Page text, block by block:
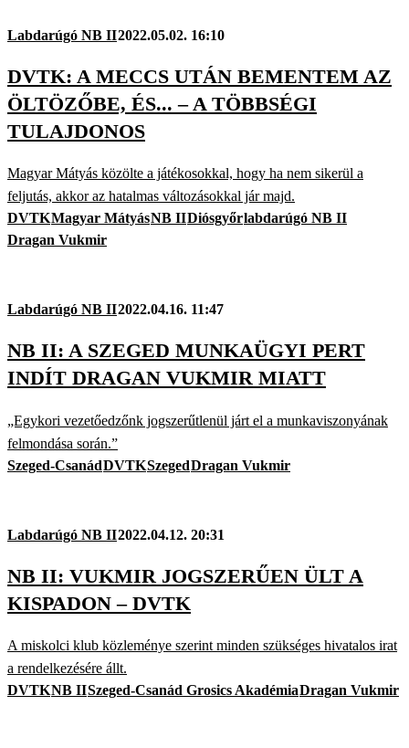
Labdarúgó NB II2022.05.02. 16:10
DVTK: A MECCS UTÁN BEMENTEM AZ
ÖLTÖZŐBE, ÉS... – A TÖBBSÉGI
TULAJDONOS
Magyar Mátyás közölte a játékosokkal, hogy ha nem sikerül a
feljutás, akkor az hatalmas változásokkal jár majd.
DVTKMagyar MátyásNB IIDiósgyőrlabdarúgó NB II
Dragan Vukmir
Labdarúgó NB II2022.04.16. 11:47
NB II: A SZEGED MUNKAÜGYI PERT
INDÍT DRAGAN VUKMIR MIATT
„Egykori vezetőedzőnk jogszerűtlenül járt el a munkaviszonyának
felmondása során.”
Szeged-CsanádDVTKSzegedDragan Vukmir
Labdarúgó NB II2022.04.12. 20:31
NB II: VUKMIR JOGSZERŰEN ÜLT A
KISPADON – DVTK
A miskolci klub közleménye szerint minden szükséges hivatalos irat
a rendelkezésére állt.
DVTKNB IISzeged-Csanád Grosics AkadémiaDragan Vukmir